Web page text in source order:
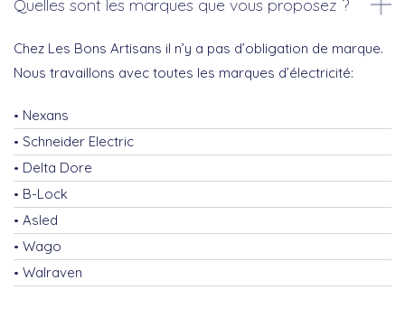
Quelles sont les marques que vous proposez ?
Chez Les Bons Artisans il n’y a pas d’obligation de marque.
Nous travaillons avec toutes les marques d’électricité:
Nexans
Schneider Electric
Delta Dore
B-Lock
Asled
Wago
Walraven